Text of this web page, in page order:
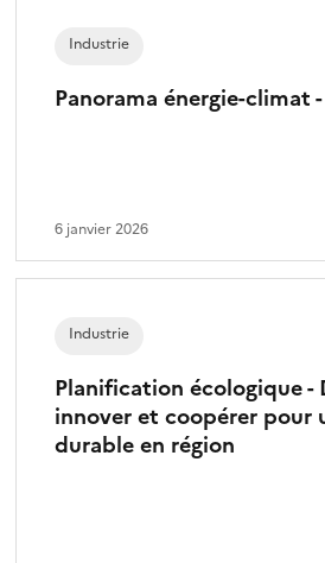
Panorama énergie-climat
Industrie
6 janvier 2026
Planification écologique -
innover et coopérer pour
durable en région
Industrie